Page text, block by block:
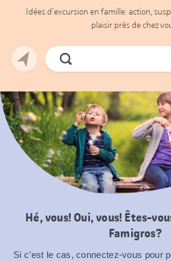
Idées d’excursion en famille: action,
plaisir près de chez
Chercher
Hé, vous! Oui, vous! Êtes-
Famigros?
Si c’est le cas, connectez-vous pour